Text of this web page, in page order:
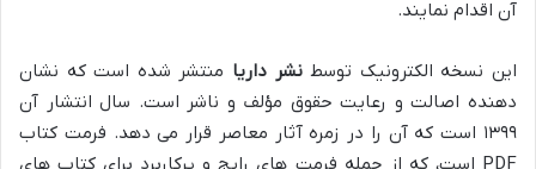
آن اقدام نمایند.
این نسخه الکترونیک توسطنشر داریا منتشر شده است که نشان
دهنده اصالت و رعایت حقوق مؤلف و ناشر است. سال انتشار آن
۱۳۹۹ است که آن را در زمره آثار معاصر قرار می دهد. فرمت کتاب
PDF است، که از جمله فرمت های رایج و پرکاربرد برای کتاب های